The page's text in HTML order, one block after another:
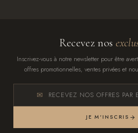
Recevez nos
Inscrivez-vous à notre newsletter pour être
offres promotionnelles, ventes privées et
RECEVEZ NOS OFFRES
JE M'INSCRIS